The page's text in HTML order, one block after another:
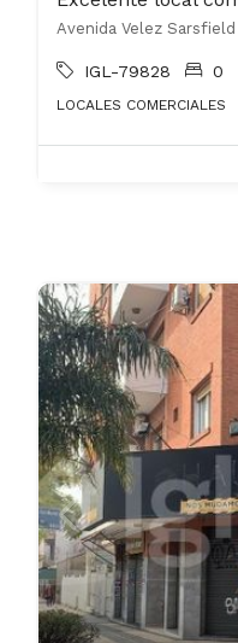
Avenida Velez
IGL-79828 0
LOCALES COMERCIALES